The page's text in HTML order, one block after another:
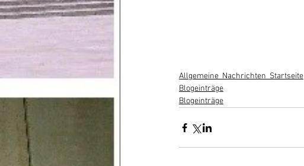
Allgemeine_Nachrichten_Startseite
Blogeinträge
Blogeinträge